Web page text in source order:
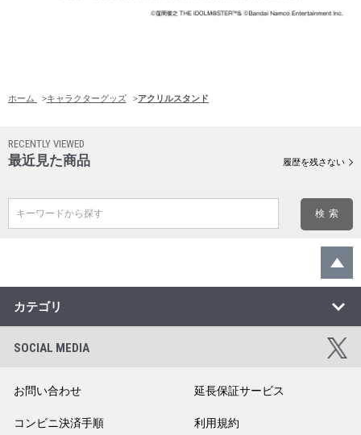
ホーム >キャラクターグッズ >アクリルスタンド
RECENTLY VIEWED
最近見た商品 履歴を残さない
キーワードから探す
カテゴリ
SOCIAL MEDIA
お問い合わせ 延長保証サービス
コンビニ決済手順 利用規約